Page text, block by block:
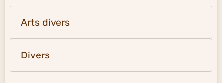
Arts divers
Divers